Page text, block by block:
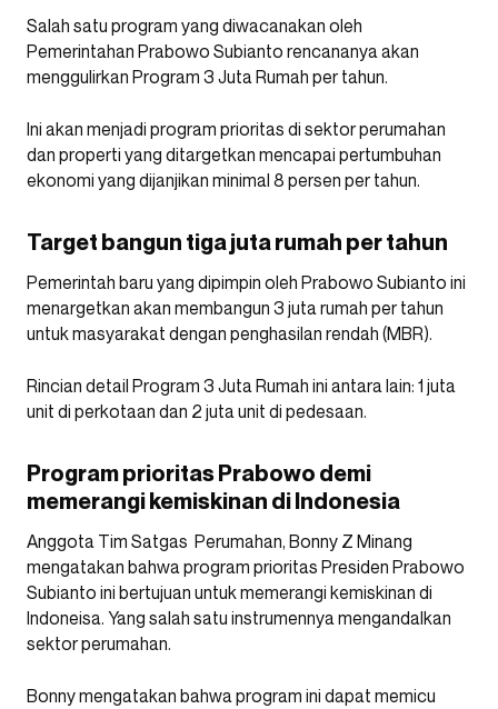
Salah satu program yang diwacanakan oleh
Pemerintahan Prabowo Subianto rencananya akan
menggulirkan Program 3 Juta Rumah per tahun.
Ini akan menjadi program prioritas di sektor perumahan
dan properti yang ditargetkan mencapai pertumbuhan
ekonomi yang dijanjikan minimal 8 persen per tahun.
Target bangun tiga juta rumah per tahun
Pemerintah baru yang dipimpin oleh Prabowo Subianto ini
menargetkan akan membangun 3 juta rumah per tahun
untuk masyarakat dengan penghasilan rendah (MBR).
Rincian detail Program 3 Juta Rumah ini antara lain: 1 juta
unit di perkotaan dan 2 juta unit di pedesaan.
Program prioritas Prabowo demi
memerangi kemiskinan di Indonesia
Anggota Tim Satgas Perumahan, Bonny Z Minang
mengatakan bahwa program prioritas Presiden Prabowo
Subianto ini bertujuan untuk memerangi kemiskinan di
Indoneisa. Yang salah satu instrumennya mengandalkan
sektor perumahan.
Bonny mengatakan bahwa program ini dapat memicu